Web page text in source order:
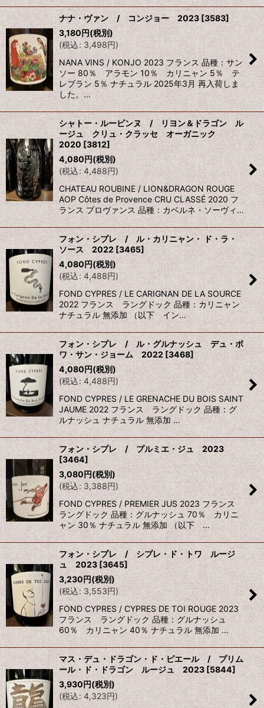
ナナ・ヴァン / コンジョー 2023 [3583]
3,180円(税別)
(税込: 3,498円)
NANA VINS / KONJO 2023 フランス 品種：サン
ソー 80％ アラモン 10％ カリニャン 5％ テ
レブラン 5％ ナチュラル 2025年3月 再入荷しま
した。…
シャトー・ルービンヌ / リヨン＆ドラゴン ル
ージュ クリュ・クラッセ オーガニック
2020 [3812]
4,080円(税別)
(税込: 4,488円)
CHATEAU ROUBINE / LION&DRAGON ROUGE
AOP Côtes de Provence CRU CLASSÉ 2020 フ
ランス プロヴァンス 品種：カベルネ・ソーヴィ…
フォン・シプレ / ル・カリニャン・ ド・ラ・
ソース 2022 [3465]
4,080円(税別)
(税込: 4,488円)
FOND CYPRES / LE CARIGNAN DE LA SOURCE
2022 フランス ラングドック 品種：カリニャン
ナチュラル 無添加 （以下 イン…
フォン・シプレ / ル・グルナッシュ デュ・ボ
ワ・サン・ジョーム 2022 [3468]
4,080円(税別)
(税込: 4,488円)
FOND CYPRES / LE GRENACHE DU BOIS SAINT
JAUME 2022 フランス ラングドック 品種：グ
ルナッシュ ナチュラル 無添加 …
フォン・シプレ / プルミエ・ジュ 2023
[3464]
3,080円(税別)
(税込: 3,388円)
FOND CYPRES / PREMIER JUS 2023 フランス
ラングドック 品種：グルナッシュ 70％ カリニ
ャン 30％ ナチュラル 無添加 （以下 …
フォン・シプレ / シプレ・ド・トワ ルージ
ュ 2023 [3645]
3,230円(税別)
(税込: 3,553円)
FOND CYPRES / CYPRES DE TOI ROUGE 2023
フランス ラングドック 品種：グルナッシュ
60％ カリニャン 40％ ナチュラル 無添加 …
マス・デュ・ドラゴン・ド・ピエール / プリム
ール・ド・ドラゴン ルージュ 2023[5844]
3,930円(税別)
(税込: 4,323円)